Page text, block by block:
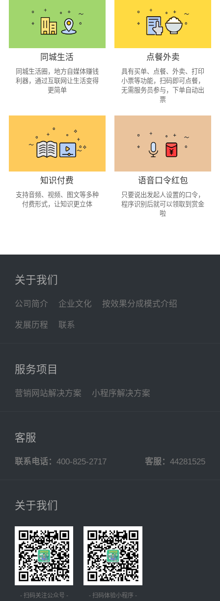
同城生活
同城生活圈，地方自媒体赚钱
利器，通过互联网让生活变得
更简单
点餐外卖
具有买单、点餐、外卖、打印
小票等功能，扫码即可点餐，
无需服务员参与，下单自动出
票
知识付费
支持音频、视频、图文等多种
付费形式，让知识更立体
语音口令红包
只要说出发起人设置的口令，
程序识别后就可以领取到赏金
啦
关于我们
公司简介 企业文化 按效果分成模式介绍
发展历程 联系
服务项目
营销网站解决方案 小程序解决方案
客服
联系电话： 400-825-2717 客服：44281525
关于我们
- 扫码关注公众号 - - 扫码体验小程序 -